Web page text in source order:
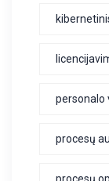
personalo
procesų